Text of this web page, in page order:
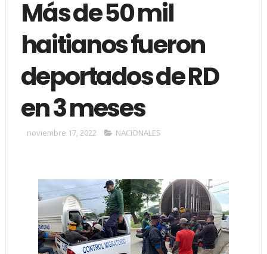
Más de 50 mil
haitianos fueron
deportados de RD
en 3 meses
noviembre 17, 2022 NACIONALES